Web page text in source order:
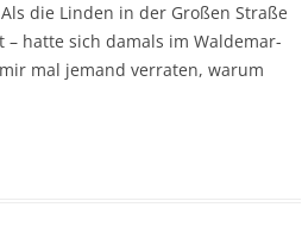
die Linden in der Großen Straße
hatte sich damals im Waldemar-
mal jemand verraten, warum